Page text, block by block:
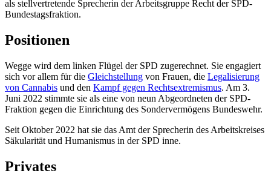
als stellvertretende Sprecherin der Arbeitsgruppe Recht der SPD-
Bundestags­fraktion.
Positionen
Wegge wird dem linken Flügel der SPD zugerechnet. Sie engagiert
sich vor allem für die Gleichstellung von Frauen, die Legalisierung
von Cannabis und den Kampf gegen Rechtsextremismus. Am 3.
Juni 2022 stimmte sie als eine von neun Abgeordneten der SPD-
Fraktion gegen die Einrichtung des Sondervermögens Bundeswehr.
Seit Oktober 2022 hat sie das Amt der Sprecherin des Arbeitskreises
Säkularität und Humanismus in der SPD inne.
Privates